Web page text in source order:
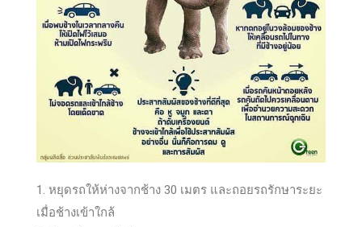
1. หยุดรถให้ห่างจากช้าง 30 เมตร และถอยรถรักษาระยะ
เมื่อช้างเข้าใกล้